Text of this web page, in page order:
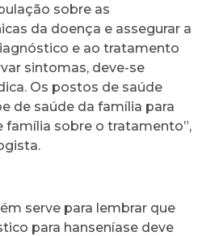
sobre as
da doença e assegurar a
e ao tratamento
sintomas, deve-se
Os postos de saúde
de saúde da família para
família sobre o tratamento”,
serve para lembrar que
para hanseníase deve